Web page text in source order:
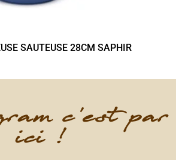
SAUTEUSE 28CM SAPHIR
c'est par
ici !